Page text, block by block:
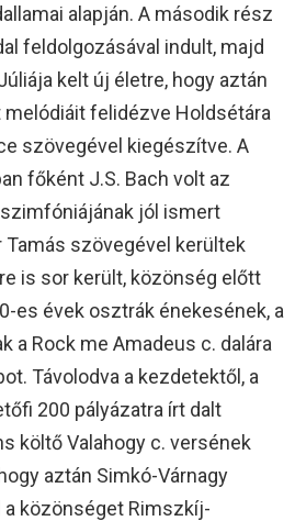
alapján. A második rész
feldolgozásával indult, majd
kelt új életre, hogy aztán
felidézve Holdsétára
szövegével kiegészítve. A
főként J.S. Bach volt az
szimfóniájának jól ismert
Tamás szövegével kerültek
is sor került, közönség előtt
es évek osztrák énekesének, a
a Rock me Amadeus c. dalára
Távolodva a kezdetektől, a
200 pályázatra írt dalt
költő Valahogy c. versének
aztán Simkó-Várnagy
a közönséget Rimszkíj-